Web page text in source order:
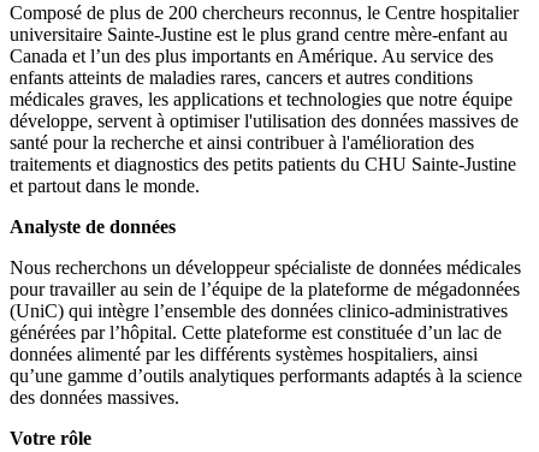
Composé de plus de 200 chercheurs reconnus, le Centre hospitalier
universitaire Sainte-Justine est le plus grand centre mère-enfant au
Canada et l’un des plus importants en Amérique. Au service des
enfants atteints de maladies rares, cancers et autres conditions
médicales graves, les applications et technologies que notre équipe
développe, servent à optimiser l'utilisation des données massives de
santé pour la recherche et ainsi contribuer à l'amélioration des
traitements et diagnostics des petits patients du CHU Sainte-Justine
et partout dans le monde.
Analyste de données
Nous recherchons un développeur spécialiste de données médicales
pour travailler au sein de l’équipe de la plateforme de mégadonnées
(UniC) qui intègre l’ensemble des données clinico-administratives
générées par l’hôpital. Cette plateforme est constituée d’un lac de
données alimenté par les différents systèmes hospitaliers, ainsi
qu’une gamme d’outils analytiques performants adaptés à la science
des données massives.
Votre rôle